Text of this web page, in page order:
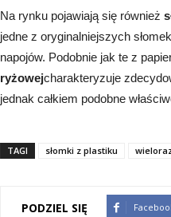
Na rynku pojawiają się również
jedne z oryginalniejszych
napojów. Podobnie jak te z
ryżowejcharakteryzuje
jednak całkiem podobne
TAGI słomki z plastiku
PODZIEL SIĘ